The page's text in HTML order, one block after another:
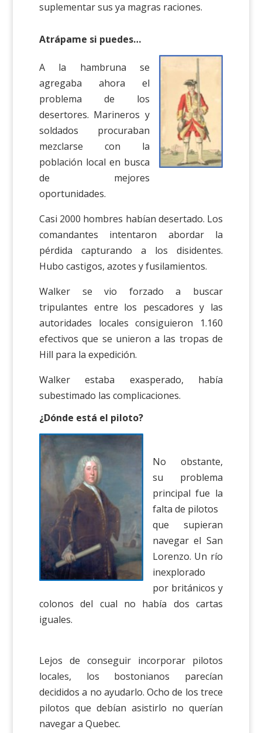
suplementar sus ya magras raciones.
Atrápame si puedes…
A la hambruna se
agregaba ahora el
problema de los
desertores. Marineros y
soldados procuraban
mezclarse con la
población local en busca
de mejores
oportunidades.
Casi 2000 hombres habían desertado. Los
comandantes intentaron abordar la
pérdida capturando a los disidentes.
Hubo castigos, azotes y fusilamientos.
Walker se vio forzado a buscar
tripulantes entre los pescadores y las
autoridades locales consiguieron 1.160
efectivos que se unieron a las tropas de
Hill para la expedición.
Walker estaba exasperado, había
subestimado las complicaciones.
¿Dónde está el piloto?
No obstante,
su problema
principal fue la
falta de pilotos
que supieran
navegar el San
Lorenzo. Un río
inexplorado
por británicos y
colonos del cual no había dos cartas
iguales.
Lejos de conseguir incorporar pilotos
locales, los bostonianos parecían
decididos a no ayudarlo. Ocho de los trece
pilotos que debían asistirlo no querían
navegar a Quebec.